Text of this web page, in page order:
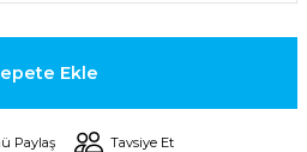
Ekle
Paylaş Tavsiye Et